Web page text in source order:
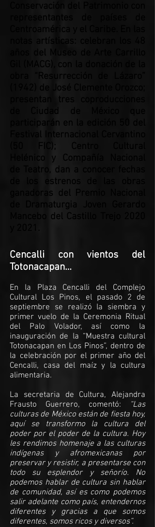
Conservación del Patrimonio con
representantes de países de
Centroamérica y el Caribe. En las
notas artísticas: celebran los 48
años del Museo de Arte Carrillo
Gil (MACG), con la donación de la
obra “Resurrección de Lázaro”
(1942) de José Clemente Orozco;
presentan tres coproducciones
de Ciudad de México que
participarán en la edición 50 del
Festival Internacional Cervantino
(50 FIC); Centro Cultural
Helénico y Compañía Nacional
de Teatro, dan a conocer fechas
de los estrenos de las obras
ganadoras del Premio Nacional
de Dramaturgia Joven Gerardo
Mancebo del Castillo Trejo 2020
Cencalli con vientos del
Totonacapan…
En la Plaza Cencalli del Complejo
Cultural Los Pinos, el pasado 2 de
septiembre se realizó la siembra y
primer vuelo de la Ceremonia Ritual
del Palo Volador, así como la
inauguración de la “Muestra cultural
Totonacapan en Los Pinos”, dentro de
la celebración por el primer año del
Cencalli, casa del maíz y la cultura
alimentaria.
La secretaria de Cultura, Alejandra
Frausto Guerrero, comentó:
“Las
culturas de México están de fiesta hoy,
aquí se transformo la cultura del
poder por el poder de la cultura. Hoy
les rendimos homenaje a las culturas
indígenas y afromexicanas por
preservar y resistir, a presentarse con
todo su esplendor y señorío. No
podemos hablar de cultura sin hablar
de comunidad, así es como podemos
salir adelante como país, entendernos
diferentes y gracias a que somos
diferentes, somos ricos y diversos”.